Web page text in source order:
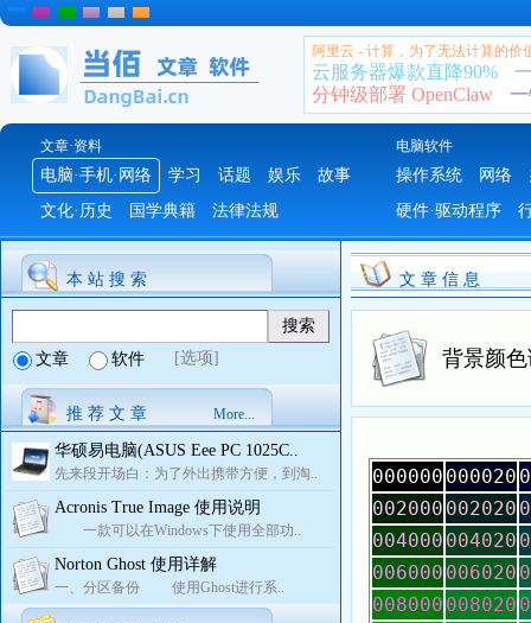
阿里云 - 计算，为了无法计算的价
云服务器爆款直降90%
分钟级部署 OpenClaw
文章·资料 电脑软件
电脑·手机·网络 学习 话题 娱乐
故事
文化·历史
国学典籍 法律法规
操作系统 网络
硬件·驱动程序
本 站 搜 索
文章 软件 [选项]
推 荐 文 章 More...
华硕易电脑(ASUS Eee PC 1025C..
先来段开场白：为了外出携带方便，到淘..
Acronis True Image 使用说明
一款可以在Windows下使用全部功..
Norton Ghost 使用详解
一、分区备份 使用Ghost进行系..
文 章 信 息
背景颜
000000 000020
002000 002020
004000 004020
006000 006020
008000 008020